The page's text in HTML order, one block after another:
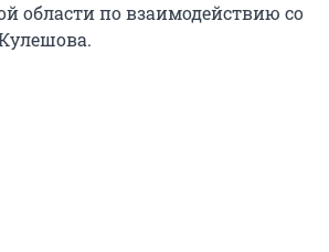
области по взаимодействию со